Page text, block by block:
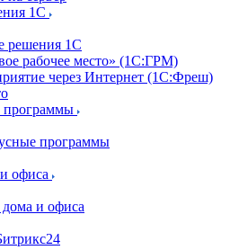
1С
решения 1С
рабочее место» (1С:ГРМ)
через Интернет (1С:Фреш)
программы
программы
офиса
и офиса